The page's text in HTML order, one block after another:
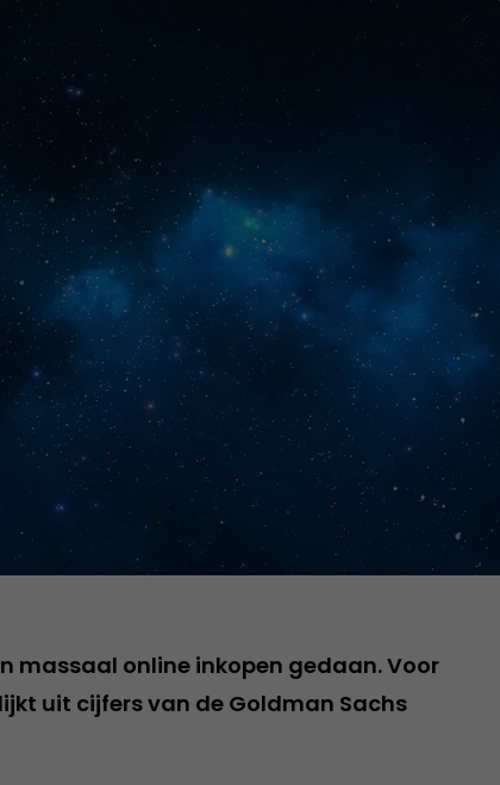
massaal online inkopen gedaan. Voor
uit cijfers van de Goldman Sachs